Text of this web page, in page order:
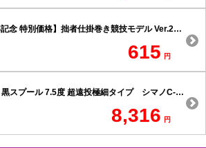
【20周年記念 特別価格】拙者仕掛巻き競技モデル Ver.2 スリムタイプ
615 円
SESSYA 黒スプール 7.5度 超遠投極細タイプ シマノC-1用
8,316 円